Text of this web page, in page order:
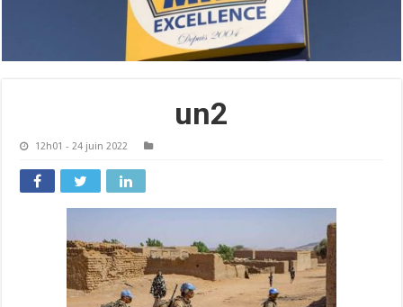
un2
12h01 - 24 juin 2022